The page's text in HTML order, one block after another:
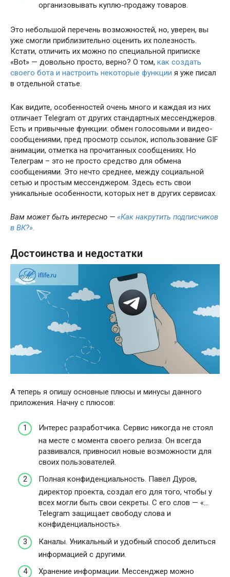
организовывать куплю-продажу товаров.
Это небольшой перечень возможностей, но, уверен, вы
уже смогли приблизительно оценить их полезность.
Кстати, отличить их можно по специальной приписке
«Bot» — довольно просто, верно? О том, как создать
своего бота и настроить некоторые функции я уже писал
в отдельной статье.
Как видите, особенностей очень много и каждая из них
отличает Telegram от других стандартных мессенджеров.
Есть и привычные функции: обмен голосовыми и видео-
сообщениями, пред просмотр ссылок, использование GIF
анимации, отметка на прочитанных сообщениях. Но
Телеграм – это не просто средство для обмена
сообщениями. Это нечто среднее, между социальной
сетью и простым мессенджером. Здесь есть свои
уникальные особенности, которых нет в других сервисах.
Вам может быть интересно — «Как накрутить подписчиков
в ВК?».
Достоинства и недостатки
А теперь я опишу основные плюсы и минусы данного
приложения. Начну с плюсов:
Интерес разработчика. Сервис никогда не стоял
на месте с момента своего релиза. Он всегда
развивался, привносил новые возможности для
своих пользователей.
Полная конфиденциальность. Павел Дуров,
директор проекта, создал его для того, чтобы у
всех могли быть свои секреты. С его слов — «…
Telegram защищает свободу слова и
конфиденциальность».
Каналы. Уникальный и удобный способ делиться
информацией с другими.
Хранение информации. Мессенджер можно